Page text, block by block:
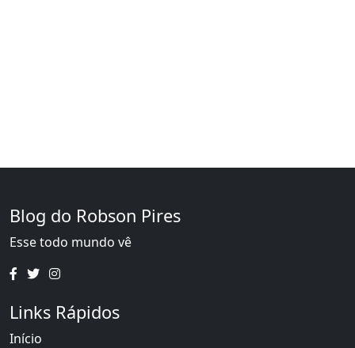
Blog do Robson Pires
Esse todo mundo vê
Links Rápidos
Início